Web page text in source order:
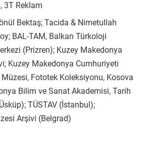
3T Reklam
Bektaş; Tacida & Nimetullah
BAL-TAM, Balkan Türkoloji
(Prizren); Kuzey Makedonya
; Kuzey Makedonya Cumhuriyeti
Fototek Koleksiyonu, Kosova
Bilim ve Sanat Akademisi, Tarih
TÜSTAV (İstanbul);
Arşivi (Belgrad)